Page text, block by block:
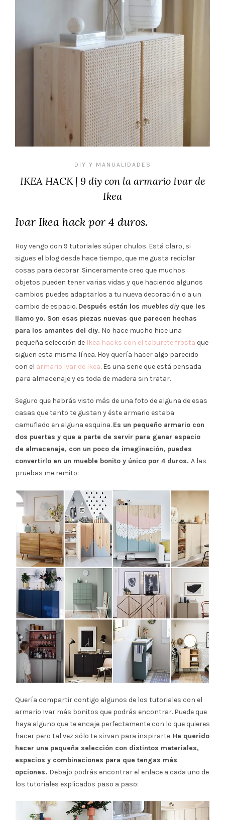
DIY Y MANUALIDADES
IKEA HACK | 9 diy con la armario Ivar de
Ikea
Ivar Ikea hack por 4 duros.
Hoy vengo con 9 tutoriales súper chulos. Está claro, si
sigues el blog desde hace tiempo, que me gusta reciclar
cosas para decorar. Sinceramente creo que muchos
objetos pueden tener varias vidas y que haciendo algunos
cambios puedes adaptarlos a tu nueva decoración o a un
cambio de espacio. Después están los muebles diyque les
llamo yo. Son esas piezas nuevas que parecen hechas
para los amantes del diy. No hace mucho hice una
pequeña selección de Ikea hacks con el taburete frosta que
siguen esta misma línea. Hoy quería hacer algo parecido
con el armario Ivar de Ikea. Es una serie que está pensada
para almacenaje y es toda de madera sin tratar.
Seguro que habrás visto más de una foto de alguna de esas
casas que tanto te gustan y éste armario estaba
camuflado en alguna esquina. Es un pequeño armario con
dos puertas y que a parte de servir para ganar espacio
de almacenaje, con un poco de imaginación, puedes
convertirlo en un mueble bonito y único por 4 duros. A las
pruebas me remito:
Quería compartir contigo algunos de los tutoriales con el
armario Ivar más bonitos que podrás encontrar. Puede que
haya alguno que te encaje perfectamente con lo que quieres
hacer pero tal vez sólo te sirvan para inspirarte. He querido
hacer una pequeña selección con distintos materiales,
espacios y combinaciones para que tengas más
opciones. Debajo podrás encontrar el enlace a cada uno de
los tutoriales explicados paso a paso: